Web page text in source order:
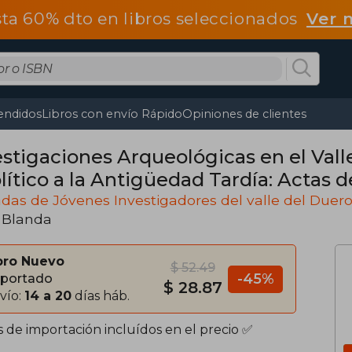
60% dto en libros seleccionadosVer
Libros con envío RápidoOpiniones de clientes
Arqueológicas en el
a la Antigüedad Tardía: Actas
Investigadores del. Del 25 al 27
(en Portugués, Español, Inglés)
de Jóvenes Investigadores del valle del Duero
Nuevo
14 a 20 días háb.
$ 52.49
$ 28.87 -45%
de importación incluídos en el precio ✅